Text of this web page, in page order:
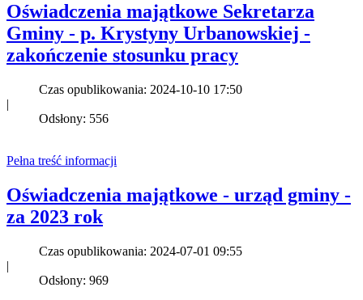
Oświadczenia majątkowe Sekretarza
Gminy - p. Krystyny Urbanowskiej -
zakończenie stosunku pracy
Czas opublikowania: 2024-10-10 17:50
|
Odsłony: 556
Pełna treść informacji
Oświadczenia majątkowe - urząd gminy -
za 2023 rok
Czas opublikowania: 2024-07-01 09:55
|
Odsłony: 969